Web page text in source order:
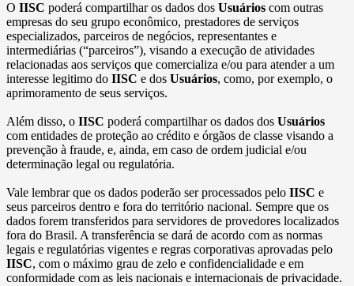
O IISC poderá compartilhar os dados dos Usuários com outras
empresas do seu grupo econômico, prestadores de serviços
especializados, parceiros de negócios, representantes e
intermediárias (“parceiros”), visando a execução de atividades
relacionadas aos serviços que comercializa e/ou para atender a um
interesse legitimo do IISC e dos Usuários, como, por exemplo, o
aprimoramento de seus serviços.
Além disso, o IISC poderá compartilhar os dados dos Usuários
com entidades de proteção ao crédito e órgãos de classe visando a
prevenção à fraude, e, ainda, em caso de ordem judicial e/ou
determinação legal ou regulatória.
Vale lembrar que os dados poderão ser processados pelo IISC e
seus parceiros dentro e fora do território nacional. Sempre que os
dados forem transferidos para servidores de provedores localizados
fora do Brasil. A transferência se dará de acordo com as normas
legais e regulatórias vigentes e regras corporativas aprovadas pelo
IISC, com o máximo grau de zelo e confidencialidade e em
conformidade com as leis nacionais e internacionais de privacidade.